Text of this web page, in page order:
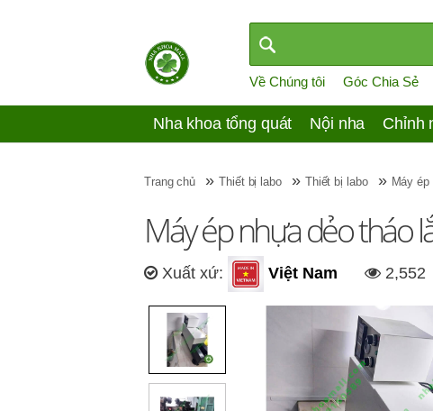
Về Chúng tôi Góc Chia Sẻ
Nha khoa tổng quát Nội nha Chỉnh
Trang chủ »Thiết bị labo » Thiết bị labo » Máy
Máy ép nhựa dẻo tháo
Xuất xứ: Việt Nam